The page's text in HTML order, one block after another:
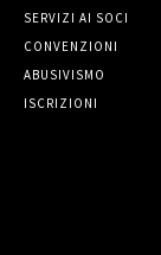
SERVIZI AI SOCI
CONVENZIONI
ABUSIVISMO
ISCRIZIONI